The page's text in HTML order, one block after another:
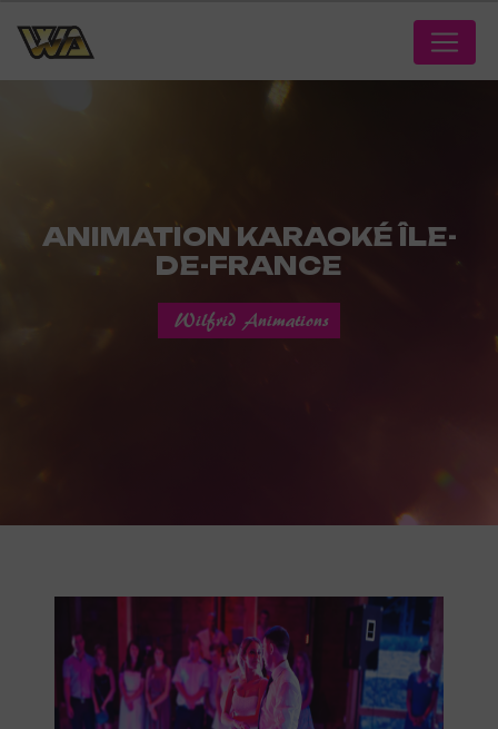
ANIMATION KARAOKÉ ÎLE-
DE-FRANCE
Wilfrid Animations